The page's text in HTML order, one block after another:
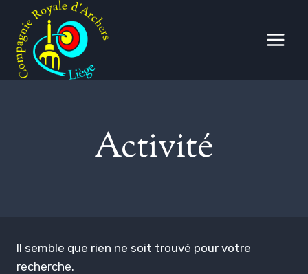
contenu
Activité
Il semble que rien ne soit trouvé pour votre
recherche.